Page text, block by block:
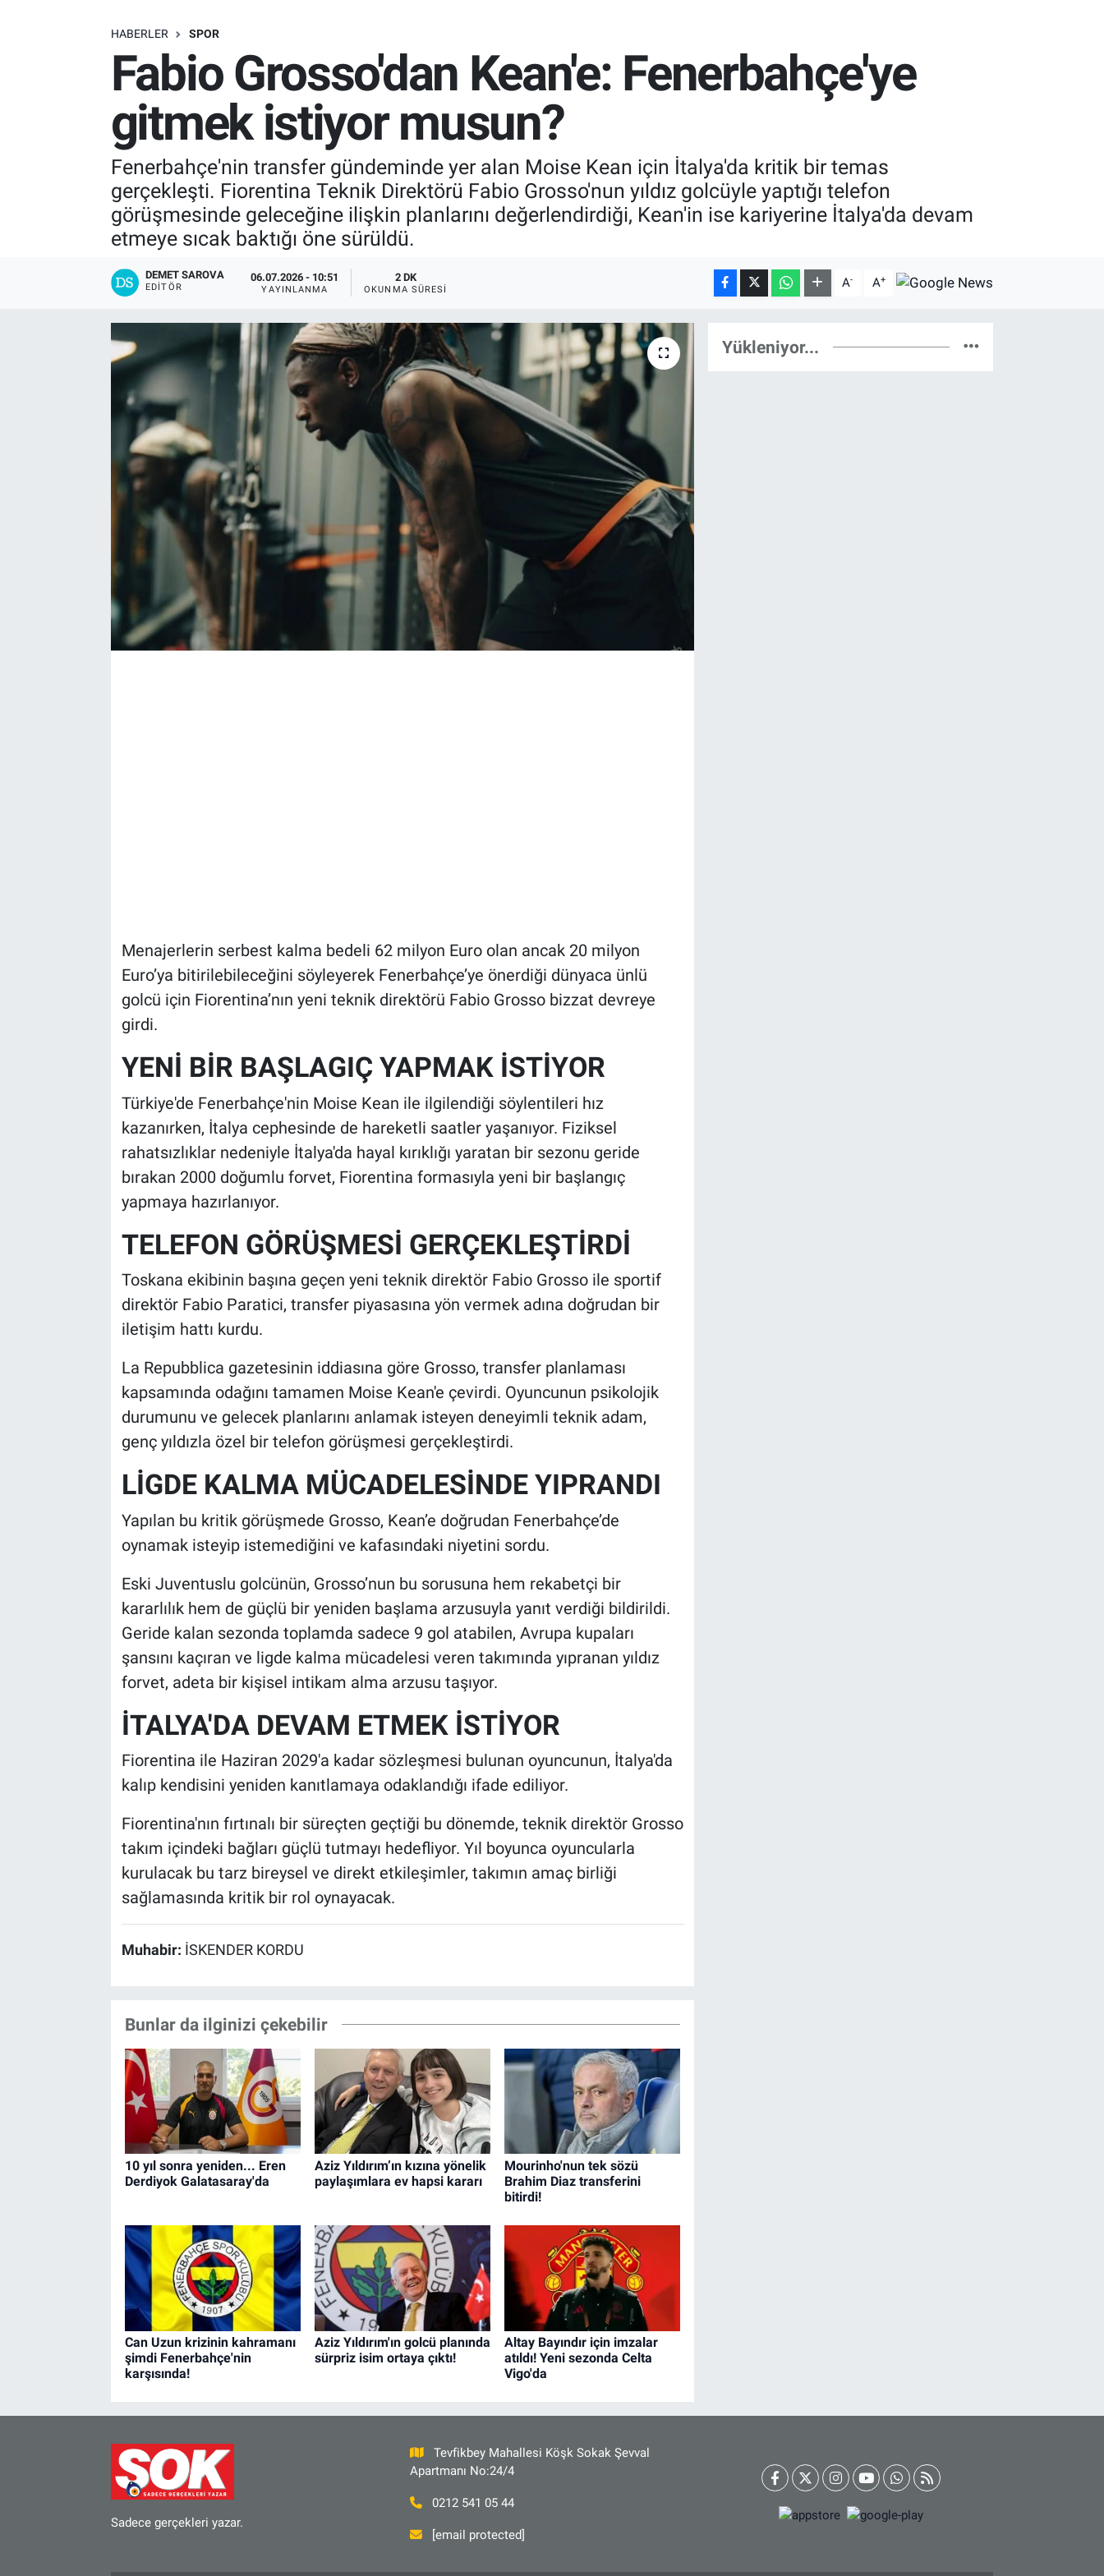
HABERLER SPOR
Fabio Grosso'dan Kean'e: Fenerbahçe'ye
gitmek istiyor musun?
Fenerbahçe'nin transfer gündeminde yer alan Moise Kean için İtalya'da kritik bir temas
gerçekleşti. Fiorentina Teknik Direktörü Fabio Grosso'nun yıldız golcüyle yaptığı telefon
görüşmesinde geleceğine ilişkin planlarını değerlendirdiği, Kean'in ise kariyerine İtalya'da devam
etmeye sıcak baktığı öne sürüldü.
DEMET SAROVA
EDITÖR
06.07.2026 - 10:51
YAYINLANMA
2 DK
OKUNMA SÜRESI A- A+
Menajerlerin serbest kalma bedeli 62 milyon Euro olan ancak 20 milyon
Euro’ya bitirilebileceğini söyleyerek Fenerbahçe’ye önerdiği dünyaca ünlü
golcü için Fiorentina’nın yeni teknik direktörü Fabio Grosso bizzat devreye
girdi.
YENİ BİR BAŞLAGIÇ YAPMAK İSTİYOR
Türkiye'de Fenerbahçe'nin Moise Kean ile ilgilendiği söylentileri hız
kazanırken, İtalya cephesinde de hareketli saatler yaşanıyor. Fiziksel
rahatsızlıklar nedeniyle İtalya'da hayal kırıklığı yaratan bir sezonu geride
bırakan 2000 doğumlu forvet, Fiorentina formasıyla yeni bir başlangıç
yapmaya hazırlanıyor.
TELEFON GÖRÜŞMESİ GERÇEKLEŞTİRDİ
Toskana ekibinin başına geçen yeni teknik direktör Fabio Grosso ile sportif
direktör Fabio Paratici, transfer piyasasına yön vermek adına doğrudan bir
iletişim hattı kurdu.
La Repubblica gazetesinin iddiasına göre Grosso, transfer planlaması
kapsamında odağını tamamen Moise Kean'e çevirdi. Oyuncunun psikolojik
durumunu ve gelecek planlarını anlamak isteyen deneyimli teknik adam,
genç yıldızla özel bir telefon görüşmesi gerçekleştirdi.
LİGDE KALMA MÜCADELESİNDE YIPRANDI
Yapılan bu kritik görüşmede Grosso, Kean’e doğrudan Fenerbahçe’de
oynamak isteyip istemediğini ve kafasındaki niyetini sordu.
Eski Juventuslu golcünün, Grosso’nun bu sorusuna hem rekabetçi bir
kararlılık hem de güçlü bir yeniden başlama arzusuyla yanıt verdiği bildirildi.
Geride kalan sezonda toplamda sadece 9 gol atabilen, Avrupa kupaları
şansını kaçıran ve ligde kalma mücadelesi veren takımında yıpranan yıldız
forvet, adeta bir kişisel intikam alma arzusu taşıyor.
İTALYA'DA DEVAM ETMEK İSTİYOR
Fiorentina ile Haziran 2029'a kadar sözleşmesi bulunan oyuncunun, İtalya'da
kalıp kendisini yeniden kanıtlamaya odaklandığı ifade ediliyor.
Fiorentina'nın fırtınalı bir süreçten geçtiği bu dönemde, teknik direktör Grosso
takım içindeki bağları güçlü tutmayı hedefliyor. Yıl boyunca oyuncularla
kurulacak bu tarz bireysel ve direkt etkileşimler, takımın amaç birliği
sağlamasında kritik bir rol oynayacak.
Muhabir: İSKENDER KORDU
Bunlar da ilginizi çekebilir
10 yıl sonra yeniden... Eren
Derdiyok Galatasaray'da
Aziz Yıldırım’ın kızına yönelik
paylaşımlara ev hapsi kararı
Mourinho'nun tek sözü
Brahim Diaz transferini
bitirdi!
Can Uzun krizinin kahramanı
şimdi Fenerbahçe'nin
karşısında!
Aziz Yıldırım'ın golcü planında
sürpriz isim ortaya çıktı!
Altay Bayındır için imzalar
atıldı! Yeni sezonda Celta
Vigo'da
Yükleniyor...
Sadece gerçekleri yazar.
Tevfikbey Mahallesi Köşk Sokak Şevval
Apartmanı No:24/4
0212 541 05 44
[email protected]
ÖZEL HABER
ASTROLOJİ
RESMİ İLANLAR
İletişim/Künye
Gözden Kaçmasın
İletişim (Künye)